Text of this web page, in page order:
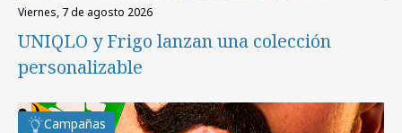
viernes, 7 de agosto 2026
UNIQLO y Frigo lanzan una colección
personalizable
Campañas